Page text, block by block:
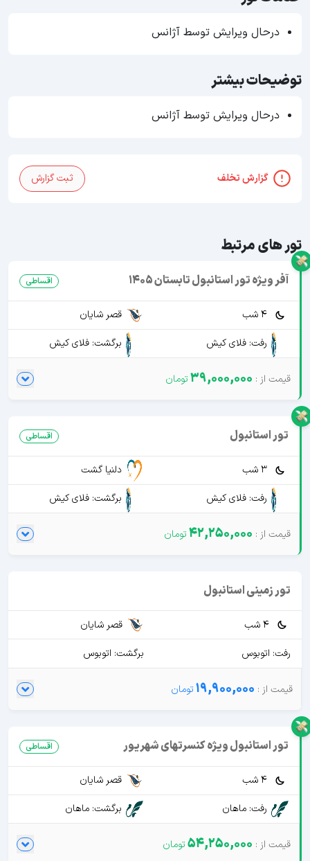
درحال ویرایش توسط آژانس
توضیحات بیشتر
درحال ویرایش توسط آژانس
گزارش تخلف ثبت گزارش
تور های مرتبط
آفر ویژه تور استانبول تابستان 1405 اقساطی
4 شب
قصر شایان
رفت: فلای کیش
برگشت: فلای کیش
39,000,000
تور استانبول اقساطی
3 شب
دلنیا گشت
رفت: فلای کیش
برگشت: فلای کیش
42,250,000
تور زمینی استانبول
4 شب
قصر شایان
رفت: اتوبوس
برگشت: اتوبوس
19,900,000
تور استانبول ویژه کنسرتهای شهریور اقساطی
4 شب
قصر شایان
رفت: ماهان
برگشت: ماهان
54,250,000